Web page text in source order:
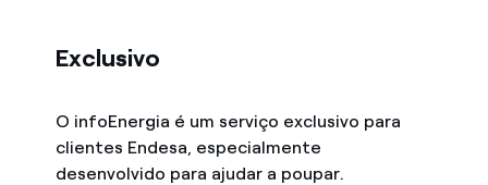
Exclusivo
O infoEnergia é um serviço exclusivo para
clientes Endesa, especialmente
desenvolvido para ajudar a poupar.